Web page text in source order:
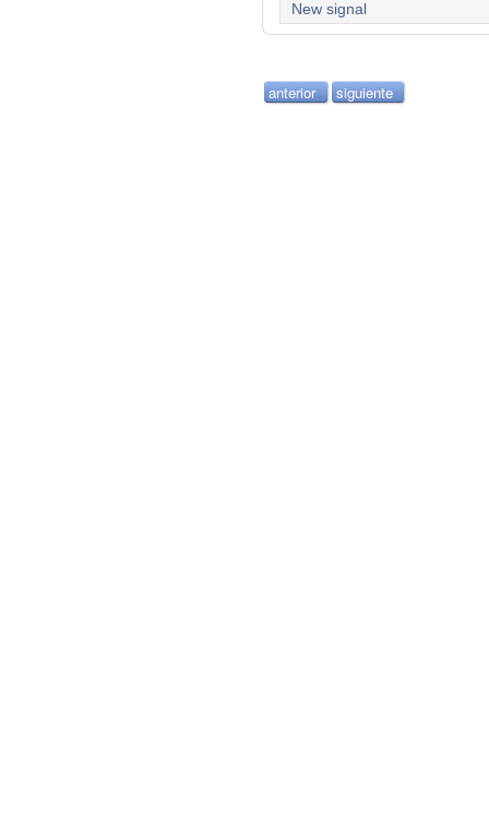
New signal
anterior siguiente